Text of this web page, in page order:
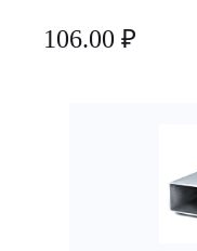
106.00 ₽